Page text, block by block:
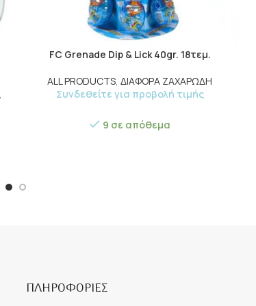
FC Grenade Dip & Lick 40gr. 18τεμ.
ALL PRODUCTS ,ΔΙΑΦΟΡΑ ΖΑΧΑΡΩΔΗ
Συνδεθείτε για προβολή τιμής
9 σε απόθεμα
ΠΛΗΡΟΦΟΡΙΕΣ